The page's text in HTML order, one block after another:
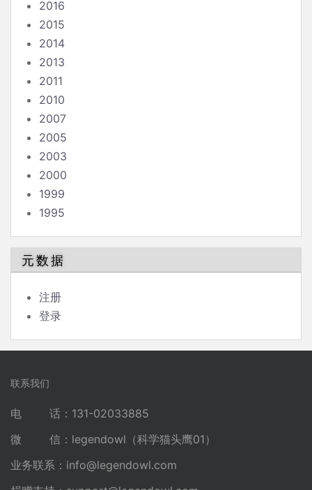
2016
2015
2014
2013
2011
2010
2007
2005
2003
2000
1999
1995
元数据
注册
登录
联系我们
电 话：131-02033885
微 信：legendowl（科学猫头鹰01）
业务联系： info@legendowl.com